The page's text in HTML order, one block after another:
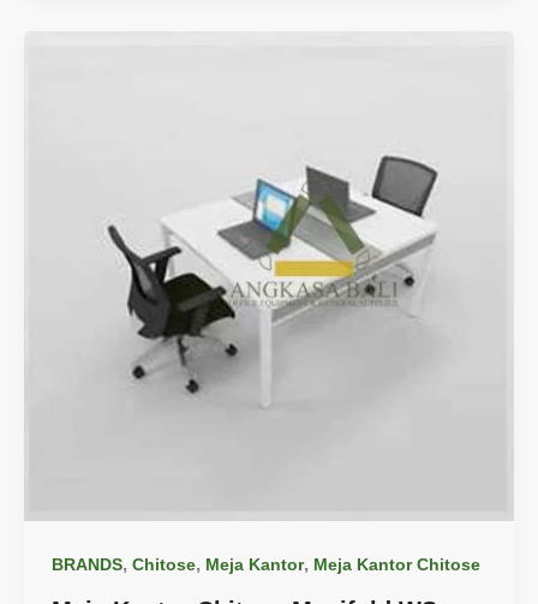
BRANDS, Chitose, Meja Kantor, Meja Kantor Chitose